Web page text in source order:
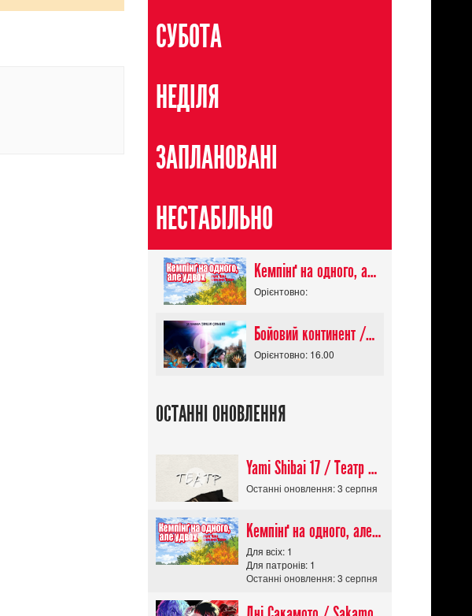
СУБОТА
НЕДІЛЯ
ЗАПЛАНОВАНІ
НЕСТАБІЛЬНО
Кемпінґ на одного, але удвох / Futari Solo Camp
Орієнтовно:
Бойовий континент / Douluo Dalu
Орієнтовно: 16.00
ОСТАННІ ОНОВЛЕННЯ
Yami Shibai 17 / Театр Мороку 17
Останні оновлення: 3 серпня
Кемпінґ на одного, але удвох / Futari Solo Camp
Для всіх: 1
Для патронів: 1
Останні оновлення: 3 серпня